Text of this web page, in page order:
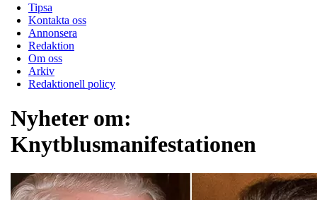
Tipsa
Kontakta oss
Annonsera
Redaktion
Om oss
Arkiv
Redaktionell policy
Nyheter om:
Knytblusmanifestationen